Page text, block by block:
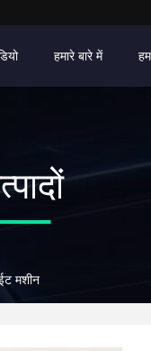
हमारे बारे में
मशीन